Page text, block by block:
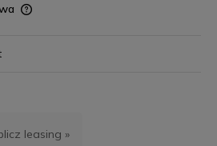
leasing »